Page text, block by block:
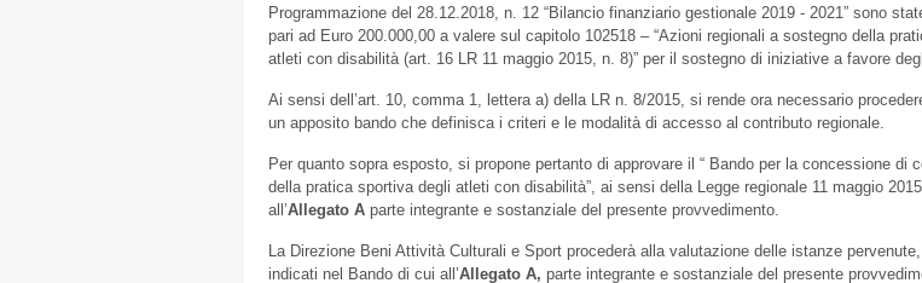
Programmazione del 28.12.2018, n. 12 “Bilancio finanziario gestionale 2019 - 2021” sono
pari ad Euro 200.000,00 a valere sul capitolo 102518 – “Azioni regionali a sostegno della
atleti con disabilità (art. 16 LR 11 maggio 2015, n. 8)” per il sostegno di iniziative a favore
Ai sensi dell’art. 10, comma 1, lettera a) della LR n. 8/2015, si rende ora necessario
un apposito bando che definisca i criteri e le modalità di accesso al contributo regionale.
Per quanto sopra esposto, si propone pertanto di approvare il “ Bando per la concessione di
della pratica sportiva degli atleti con disabilità”, ai sensi della Legge regionale 11 maggio
all’Allegato A parte integrante e sostanziale del presente provvedimento.
La Direzione Beni Attività Culturali e Sport procederà alla valutazione delle istanze
indicati nel Bando di cui all’Allegato A, parte integrante e sostanziale del presente